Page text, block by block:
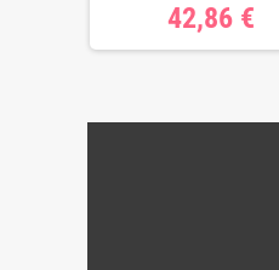
42,86 €